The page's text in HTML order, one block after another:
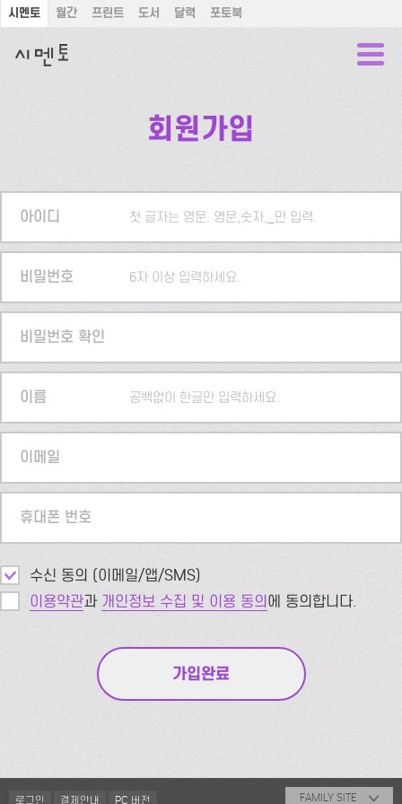
시멘토 월간 프린트 도서 달력 포토북
회원가입
아이디 첫 글자는 영문. 영문,숫자,_만 입력.
비밀번호 6자 이상 입력하세요.
비밀번호 확인
이름 공백없이 한글만 입력하세요.
이메일
휴대폰 번호
수신 동의 (이메일/앱/SMS)
이용약관과 개인정보 수집 및 이용 동의에 동의합니다.
로그인 결제안내 PC 버전 FAMILY SITE